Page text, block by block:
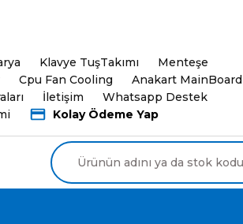
Klavye TuşTakımı
Menteşe
Cpu Fan Cooling
Anakart MainBoard
İletişim
Whatsapp Destek
Kolay Ödeme Yap